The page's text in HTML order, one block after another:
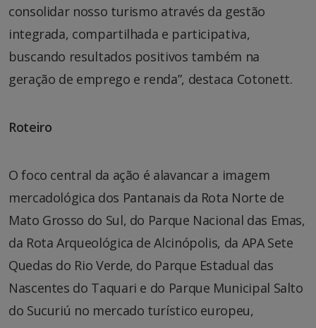
consolidar nosso turismo através da gestão
integrada, compartilhada e participativa,
buscando resultados positivos também na
geração de emprego e renda”, destaca Cotonett.
Roteiro
O foco central da ação é alavancar a imagem
mercadológica dos Pantanais da Rota Norte de
Mato Grosso do Sul, do Parque Nacional das Emas,
da Rota Arqueológica de Alcinópolis, da APA Sete
Quedas do Rio Verde, do Parque Estadual das
Nascentes do Taquari e do Parque Municipal Salto
do Sucuriú no mercado turístico europeu,